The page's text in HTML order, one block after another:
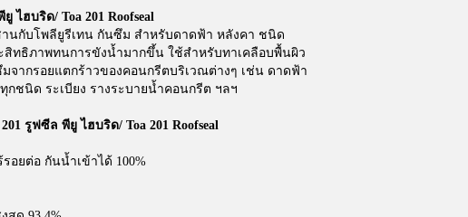
ไฮบริด​/ Toa 201 Roofseal
กับโพลียูรีเทน กันซึม สำหรับดาดฟ้า หลังคา ชนิด
สิทธิภาพทนการขังน้ำมากขึ้น ใช้สำหรับทาเคลือบพื้นผิว
มจากรอยแตกร้าวของคอนกรีตบริเวณต่างๆ เช่น ดาดฟ้า
กชนิด ระเบียง รางระบายน้ำคอนกรีต ฯลฯ​
รูฟซีล พียู ไฮบริด​/ Toa 201 Roofseal
อยต่อ กันน้ำเข้าได้ 100%